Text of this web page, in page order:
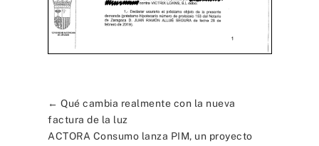
←Qué cambia realmente con la nueva
factura de la luz
ACTORA Consumo lanza PIM, un proyecto